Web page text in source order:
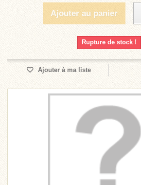
Ajouter au panier
Rupture de stock !
Ajouter à ma liste